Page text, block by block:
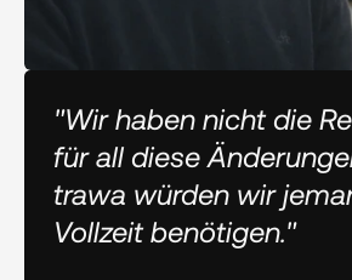
"Wir haben nicht die
für all diese
trawa würden wir
Vollzeit benötigen."